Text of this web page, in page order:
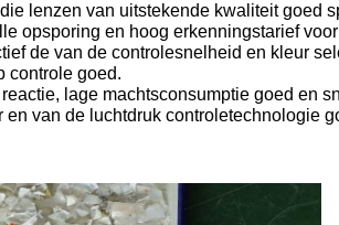
lenzen van uitstekende kwaliteit
opsporing en hoog erkenningstarief
de van de controlesnelheid en kleur
controle goed.
lage machtsconsumptie goed en
van de luchtdruk controletechnologie